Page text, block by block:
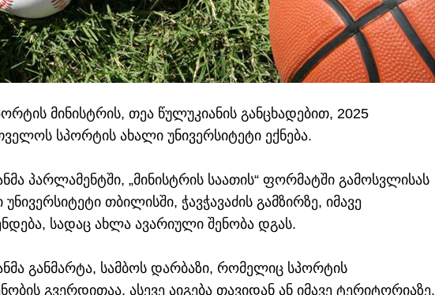
მინისტრის, თეა წულუკიანის განცხადებით, 2025
სპორტის ახალი უნივერსიტეტი ექნება.
პარლამენტში, „მინისტრის საათის“ ფორმატში გამოსვლისას
თბილისში, ჭავჭავაძის გამზირზე, იმავე
სადაც ახლა ავარიული შენობა დგას.
განმარტა, სამბოს დარბაზი, რომელიც სპორტის
გვერდითაა, ასევე აიგება თავიდან ან იმავე ტერიტორიაზე,